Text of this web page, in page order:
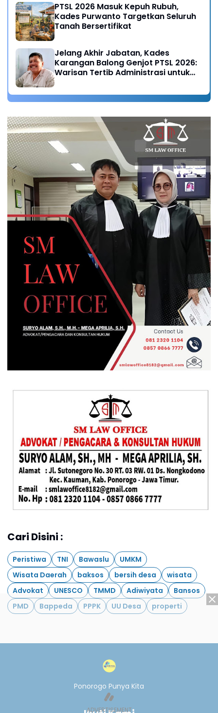
PTSL 2026 Masuk Kepuh Rubuh,
Kades Purwanto Targetkan Seluruh
Tanah Bersertifikat
Jelang Akhir Jabatan, Kades
Karangan Balong Genjot PTSL 2026:
Warisan Tertib Administrasi untuk
Cari Disini :
Peristiwa TNI Bawaslu
UMKM
Wisata Daerah
baksos bersih desa
wisata
Advokat
UNESCO TMMD Adiwiyata
Bansos
PMD
Bappeda PPPK UU Desa properti
Ponorogo Punya Kita